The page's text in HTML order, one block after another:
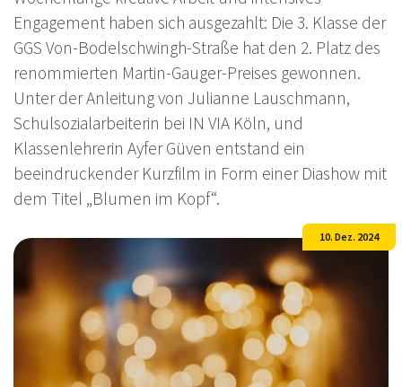
Engagement haben sich ausgezahlt: Die 3. Klasse der
GGS Von-Bodelschwingh-Straße hat den 2. Platz des
renommierten Martin-Gauger-Preises gewonnen.
Unter der Anleitung von Julianne Lauschmann,
Schulsozialarbeiterin bei IN VIA Köln, und
Klassenlehrerin Ayfer Güven entstand ein
beeindruckender Kurzfilm in Form einer Diashow mit
dem Titel „Blumen im Kopf“.
10. Dez. 2024